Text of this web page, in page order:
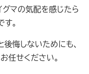
グマの気配を感じたら
。
後悔しないためにも、
任せください。